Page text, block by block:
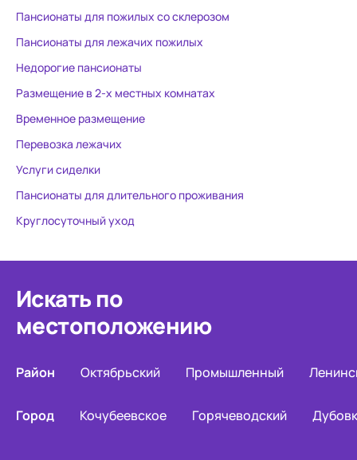
помочь твоему родному
трудной жизненной ситуацией.
Спасибо Вам за Теплоту, Заботу,
за доброе слово и за Ваш
Люди,несущие в этот мир Добро!
Наталья и Елена - дочери
Овчинникова В.Ф.
Пансионаты для пожилых со склерозом
Пансионаты для лежачих пожилых
Недорогие пансионаты
Размещение в 2-х местных комнатах
Временное размещение
Перевозка лежачих
Услуги сиделки
Пансионаты для длительного проживания
Круглосуточный уход
Искать по
местоположению
Район Октябрьский Промышленный
Город Кочубеевское Горячеводский